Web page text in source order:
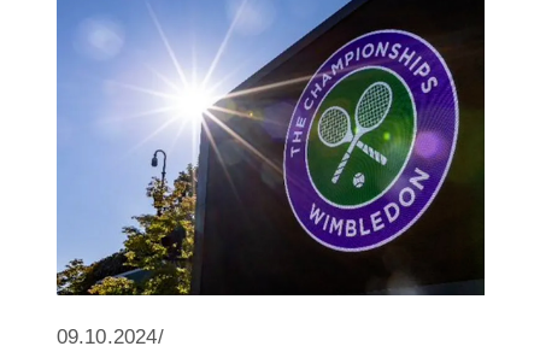
09.10.2024/